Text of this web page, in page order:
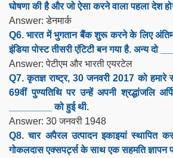
घोषणा की है और जो ऐसा करने वाला पहला देश
Answer: डेनमार्क
Q6. भारत में भुगतान बैंक शुरू करने के लिए अंतिम
इंडिया पोस्ट तीसरी एंटिटी बन गया है. अन्य दो
Answer: पेटीएम और भारती एयरटेल
Q7. कृतज्ञ राष्ट्र, 30 जनवरी 2017 को हमारे
69वीं पुण्यतिथि पर उन्हें अपनी श्रद्धांजलि
________ को हुई थी.
Answer: 30 जनवरी 1948
Q8. चार अपैरल उत्पादन इकाइयां स्थापित
गोकलदास एक्सपर्ट्स के साथ एक सहमति ज्ञापन